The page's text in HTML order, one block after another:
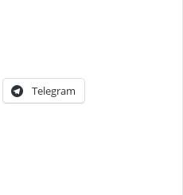
Telegram